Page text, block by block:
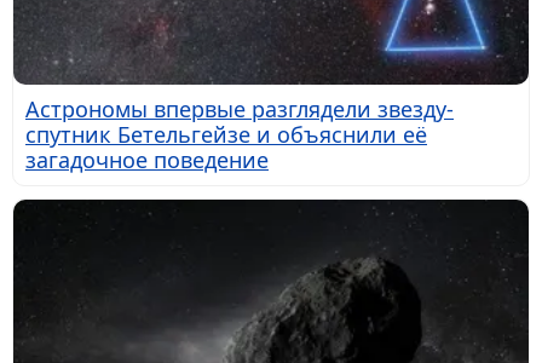
Астрономы впервые разглядели звезду-
спутник Бетельгейзе и объяснили её
загадочное поведение